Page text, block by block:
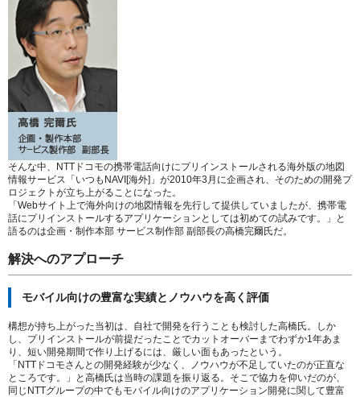
そんな中、NTTドコモの携帯電話向けにプリインストールされる海外版の地図
情報サービス「いつもNAVI[海外]」が2010年3月に企画され、そのための開発プ
ロジェクトが立ち上がることになった。
「Webサイト上で海外向けの地図情報を先行して提供していましたが、携帯電
話にプリインストールするアプリケーションとしては初めての試みです。」
と
語るのは企画・制作本部 サービス制作部 副部長の高橋完爾氏だ。
解決へのアプローチ
モバイル向けの豊富な実績とノウハウを高く評価
構想が持ち上がった当初は、自社で開発を行うことも検討した高橋氏。しか
し、プリインストールが前提だったことでカットオーバーまでわずか1年あま
り、短い開発期間で作り上げるには、厳しい面もあったという。
「NTTドコモさんとの開発経験が少なく、ノウハウが不足していたのが正直な
ところです。」
と高橋氏は当時の課題を振り返る。そこで協力を仰いだのが、
同じNTTグループの中でもモバイル向けのアプリケーション開発に関して豊富